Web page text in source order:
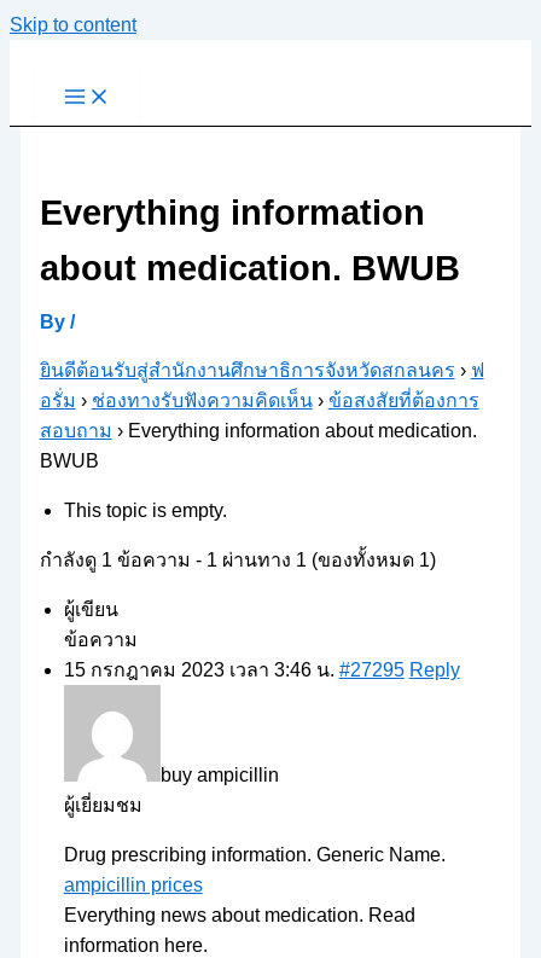
Skip to content
Everything information
about medication. BWUB
By /
ยินดีต้อนรับสู่สำนักงานศึกษาธิการจังหวัดสกลนคร › ฟ
อรั่ม › ช่องทางรับฟังความคิดเห็น › ข้อสงสัยที่ต้องการ
สอบถาม › Everything information about medication.
BWUB
This topic is empty.
กำลังดู 1 ข้อความ - 1 ผ่านทาง 1 (ของทั้งหมด 1)
ผู้เขียน
ข้อความ
15 กรกฎาคม 2023 เวลา 3:46 น. #27295 Reply
buy ampicillin
ผู้เยี่ยมชม
Drug prescribing information. Generic Name.
ampicillin prices
Everything news about medication. Read
information here.